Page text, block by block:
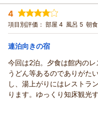
投稿者： グンちゃんさん(男性/
宿泊プラン： 素泊プラン ≪駐
宿泊価格帯： 7,001～8,000円(
ホテル緑清荘からの返信
この度は、当ホテルをご
また、口コミへのご投稿を
ご滞在中は、大変ご満足
お部屋からご覧頂きまし
日本百名山の1つでございま
「斜里岳」の麓に広がる
4
項目別評価： 部屋 4 風呂 5 朝
連泊向きの宿
今回は2泊。夕食は館内のレ
うどん等あるのでありがた
し、湯上がりにはレストラ
ります。ゆっくり知床観光